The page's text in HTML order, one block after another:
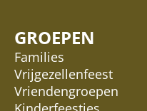
GROEPEN
Families
Vrijgezellenfeest
Vriendengroepen